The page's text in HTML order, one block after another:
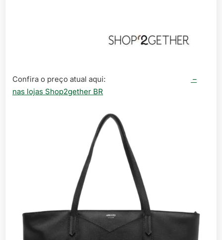
Confira o preço atual aqui:
–
nas lojas Shop2gether BR